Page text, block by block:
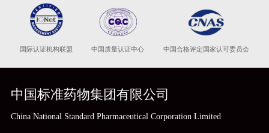
国际认证机构联盟 中国质量认证中心 中国合格评定国家认可委员会
中国标准药物集团有限公司
China National Standard Pharmaceutical Corporation Limited